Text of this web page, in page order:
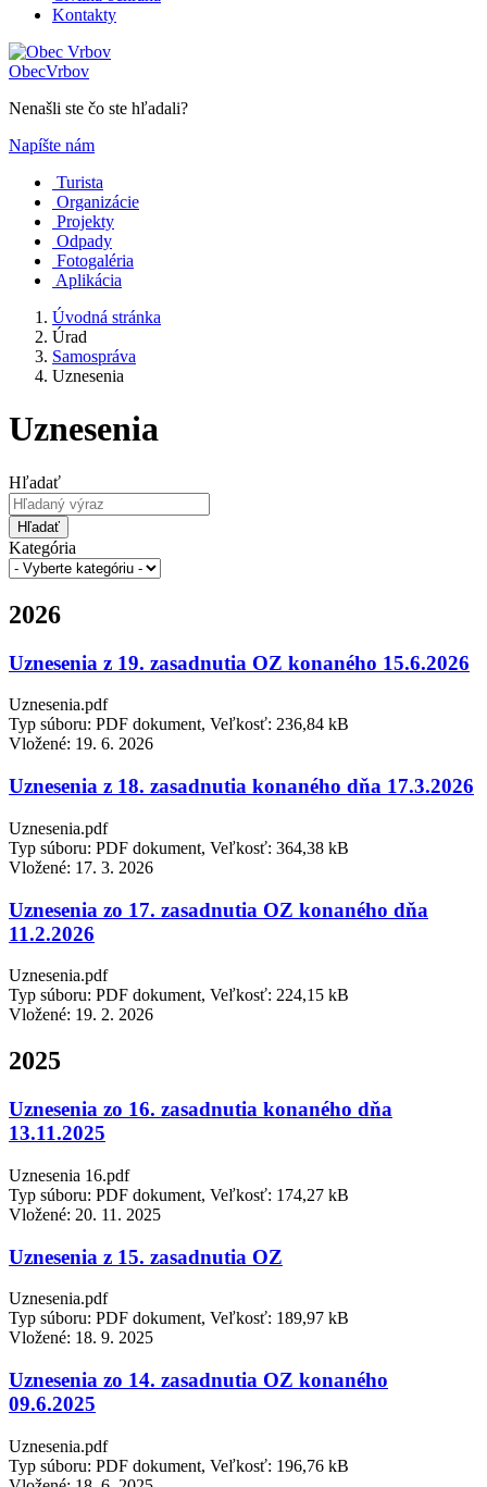
Kontakty
ObecVrbov
Nenašli ste čo ste hľadali?
Napíšte nám
Turista
Organizácie
Projekty
Odpady
Fotogaléria
Aplikácia
Úvodná stránka
Úrad
Samospráva
Uznesenia
Uznesenia
Hľadať
Hľadať
Kategória
2026
Uznesenia z 19. zasadnutia OZ konaného 15.6.2026
Uznesenia.pdf
Typ súboru: PDF dokument, Veľkosť: 236,84 kB
Vložené: 19. 6. 2026
Uznesenia z 18. zasadnutia konaného dňa 17.3.2026
Uznesenia.pdf
Typ súboru: PDF dokument, Veľkosť: 364,38 kB
Vložené: 17. 3. 2026
Uznesenia zo 17. zasadnutia OZ konaného dňa
11.2.2026
Uznesenia.pdf
Typ súboru: PDF dokument, Veľkosť: 224,15 kB
Vložené: 19. 2. 2026
2025
Uznesenia zo 16. zasadnutia konaného dňa
13.11.2025
Uznesenia 16.pdf
Typ súboru: PDF dokument, Veľkosť: 174,27 kB
Vložené: 20. 11. 2025
Uznesenia z 15. zasadnutia OZ
Uznesenia.pdf
Typ súboru: PDF dokument, Veľkosť: 189,97 kB
Vložené: 18. 9. 2025
Uznesenia zo 14. zasadnutia OZ konaného
09.6.2025
Uznesenia.pdf
Typ súboru: PDF dokument, Veľkosť: 196,76 kB